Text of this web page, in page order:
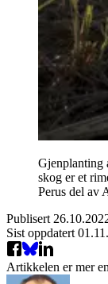
Gjenplanting
skog er et
Perus del av
Publisert
Sist oppdatert
Artikkelen er mer